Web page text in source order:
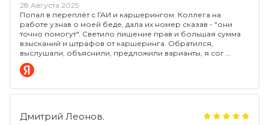
28 Августа 2025
Попал в переплёт с ГАИ и каршерингом. Коллега на
работе узнав о моей беде, дала их номер сказав - "они
точно помогут". Светило лишение прав и большая сумма
взысканий и штрафов от каршеринга. Обратился,
выслушали, объяснили, предложили варианты, я сог
Дмитрий Леонов.